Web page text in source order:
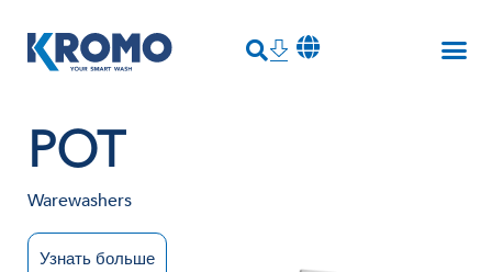
POT
Warewashers
Узнать больше